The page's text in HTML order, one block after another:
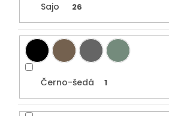
Sajo 26
Černo-šedá 1